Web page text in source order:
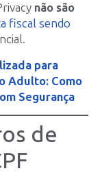
não são
fiscal sendo
para
Adulto: Como
Segurança
de